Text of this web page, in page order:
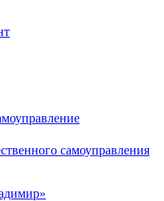
самоуправления